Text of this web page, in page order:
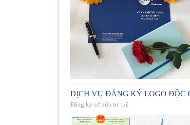
DỊCH VỤ ĐĂNG KÝ LOGO ĐỘC
Đăng ký sở hữu trí tuệ